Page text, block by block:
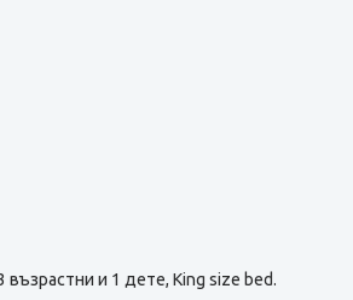
и 1 дете, King size bed.